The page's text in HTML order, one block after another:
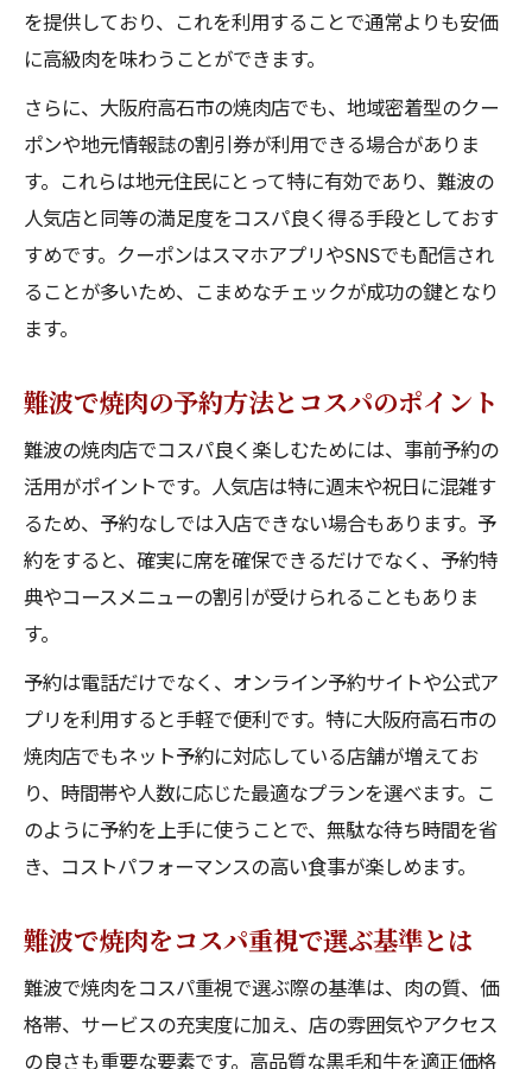
を提供しており、これを利用することで通常よりも安価
に高級肉を味わうことができます。
さらに、大阪府高石市の焼肉店でも、地域密着型のクー
ポンや地元情報誌の割引券が利用できる場合がありま
す。これらは地元住民にとって特に有効であり、難波の
人気店と同等の満足度をコスパ良く得る手段としておす
すめです。クーポンはスマホアプリやSNSでも配信され
ることが多いため、こまめなチェックが成功の鍵となり
ます。
難波で焼肉の予約方法とコスパのポイント
難波の焼肉店でコスパ良く楽しむためには、事前予約の
活用がポイントです。人気店は特に週末や祝日に混雑す
るため、予約なしでは入店できない場合もあります。予
約をすると、確実に席を確保できるだけでなく、予約特
典やコースメニューの割引が受けられることもありま
す。
予約は電話だけでなく、オンライン予約サイトや公式ア
プリを利用すると手軽で便利です。特に大阪府高石市の
焼肉店でもネット予約に対応している店舗が増えてお
り、時間帯や人数に応じた最適なプランを選べます。こ
のように予約を上手に使うことで、無駄な待ち時間を省
き、コストパフォーマンスの高い食事が楽しめます。
難波で焼肉をコスパ重視で選ぶ基準とは
難波で焼肉をコスパ重視で選ぶ際の基準は、肉の質、価
格帯、サービスの充実度に加え、店の雰囲気やアクセス
の良さも重要な要素です。高品質な黒毛和牛を適正価格